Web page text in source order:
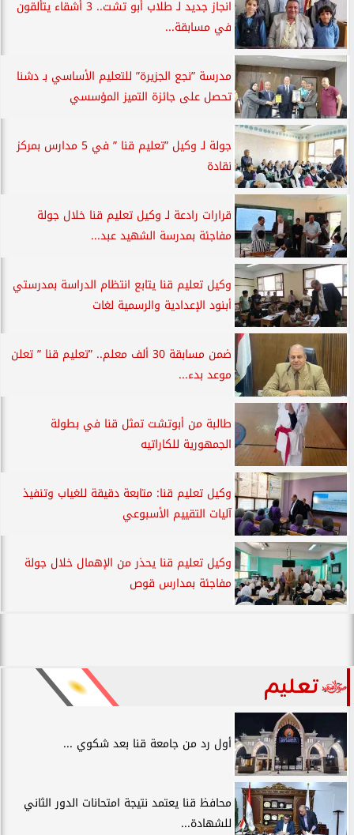
انجاز جديد لـ طلاب أبو تشت.. 3 أشقاء يتألقون
في مسابقة...
مدرسة ”نجع الجزيرة” للتعليم الأساسي بـ دشنا
تحصل على جائزة التميز المؤسسي
جولة لـ وكيل ”تعليم قنا ” في 5 مدارس بمركز
نقادة
قرارات رادعة لـ وكيل تعليم قنا خلال جولة
مفاجئة بمدرسة الشهيد عبد...
وكيل تعليم قنا يتابع انتظام الدراسة بمدرستي
أبنود الإعدادية والرسمية لغات
ضمن مسابقة 30 ألف معلم.. ”تعليم قنا ” تعلن
موعد بدء...
طالبة من أبوتشت تمثل قنا في بطولة
الجمهورية للكاراتيه
وكيل تعليم قنا: متابعة دقيقة للغياب وتنفيذ
آليات التقييم الأسبوعي
وكيل تعليم قنا يحذر من الإهمال خلال جولة
مفاجئة بمدارس قوص
تعليم
أول رد من جامعة قنا بعد شكوي ...
محافظ قنا يعتمد نتيجة امتحانات الدور الثاني
للشهادة...